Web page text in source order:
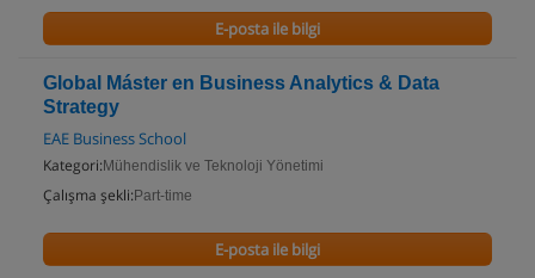
E-posta ile bilgi
Global Máster en Business Analytics & Data
Strategy
EAE Business School
Kategori: Mühendislik ve Teknoloji Yönetimi
Çalışma şekli: Part-time
E-posta ile bilgi